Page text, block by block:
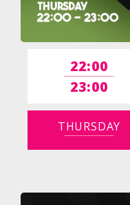
22:00
23:00
THURSDAY